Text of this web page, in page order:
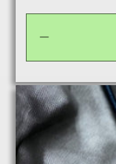
Preis
die
Menge
für
Default
Title